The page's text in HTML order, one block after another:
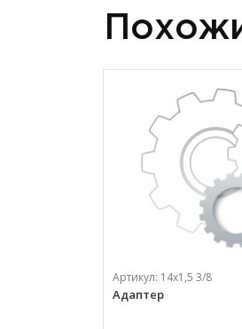
Артикул: 14х1,5 3/8
Адаптер